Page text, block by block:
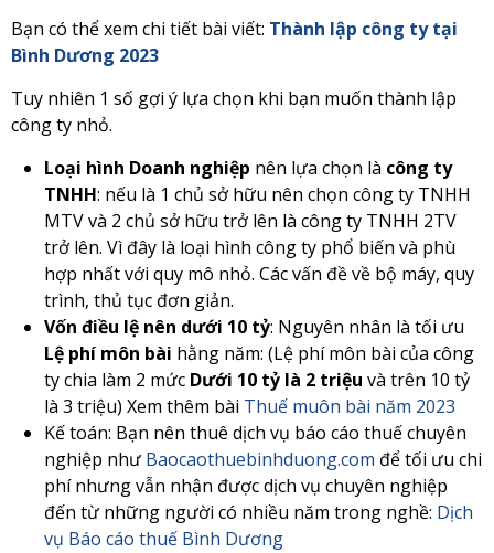
Bạn có thể xem chi tiết bài viết: Thành lập công ty tại
Bình Dương 2023
Tuy nhiên 1 số gợi ý lựa chọn khi bạn muốn thành lập
công ty nhỏ.
Loại hình Doanh nghiệp nên lựa chọn là công ty
TNHH: nếu là 1 chủ sở hữu nên chọn công ty TNHH
MTV và 2 chủ sở hữu trở lên là công ty TNHH 2TV
trở lên. Vì đây là loại hình công ty phổ biến và phù
hợp nhất với quy mô nhỏ. Các vấn đề về bộ máy, quy
trình, thủ tục đơn giản.
Vốn điều lệ nên dưới 10 tỷ: Nguyên nhân là tối ưu
Lệ phí môn bài hằng năm: (Lệ phí môn bài của công
ty chia làm 2 mức Dưới 10 tỷ là 2 triệu và trên 10 tỷ
là 3 triệu) Xem thêm bài Thuế muôn bài năm 2023
Kế toán: Bạn nên thuê dịch vụ báo cáo thuế chuyên
nghiệp như Baocaothuebinhduong.com để tối ưu chi
phí nhưng vẫn nhận được dịch vụ chuyên nghiệp
đến từ những người có nhiều năm trong nghề: Dịch
vụ Báo cáo thuế Bình Dương